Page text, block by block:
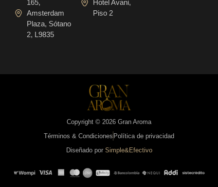
165,
Amsterdam
Plaza, Sótano
2, L9835
Hotel Avani,
Piso 2
Copyright © 2026 Gran Aroma
Términos & Condiciones Política de privacidad
Diseñado por Simple&Efectivo